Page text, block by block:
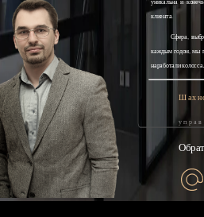
уникальна и
клиента.
Сфера,
каждым годом, мы
наработали